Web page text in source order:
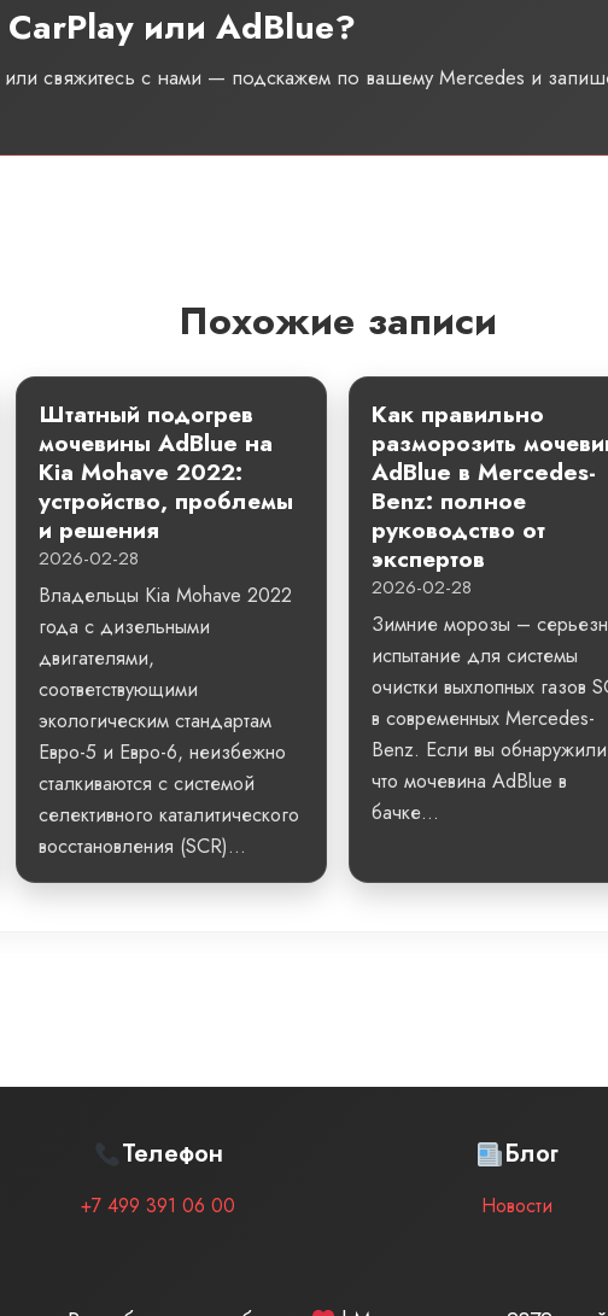
или AdBlue?
или свяжитесь с нами — подскажем по вашему Mercedes и
Похожие записи
Штатный подогрев
мочевины AdBlue на
Kia Mohave 2022:
устройство, проблемы
и решения
2026-02-28
Владельцы Kia Mohave 2022
года с дизельными
двигателями,
соответствующими
экологическим стандартам
Евро-5 и Евро-6, неизбежно
сталкиваются с системой
селективного каталитического
восстановления (SCR)...
Как правильно
разморозить
AdBlue в Mercedes-
Benz: полное
руководство от
экспертов
2026-02-28
Зимние морозы –
испытание для системы
очистки выхлопных газов
в современных Mercedes-
Benz. Если вы
что мочевина AdBlue в
бачке...
Телефон
+7 499 391 06 00
Блог
Новости